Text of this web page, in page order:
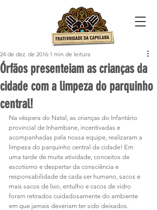
Órfãos presenteiam as crianças da
cidade com a limpeza do parquinho
central!
24 de dez. de 2016 1 min de leitura
Na véspera do Natal, as crianças do Infantário
provincial de Inhambane, incentivadas e
acompanhadas pela nossa equipe, realizaram a
limpeza do parquinho central da cidade! Em
uma tarde de muita atividade, conceitos de
escotismo e despertar da consciência e
responsabilidade de cada ser humano, sacos e
mais sacos de lixo, entulho e cacos de vidro
foram retirados cuidadosamente do ambiente
em que jamais deveriam ter sido deixados.